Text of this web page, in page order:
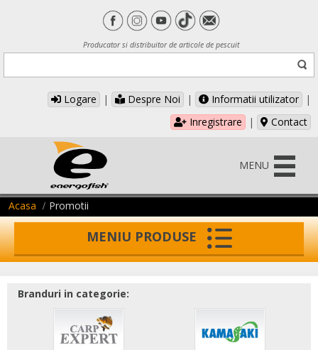
Producator si distribuitor de articole de pescuit
Logare | Despre Noi | Informatii utilizator
|
Inregistrare
| Contact
MENU
Acasa Promotii
MENIU PRODUSE
Branduri in categorie: